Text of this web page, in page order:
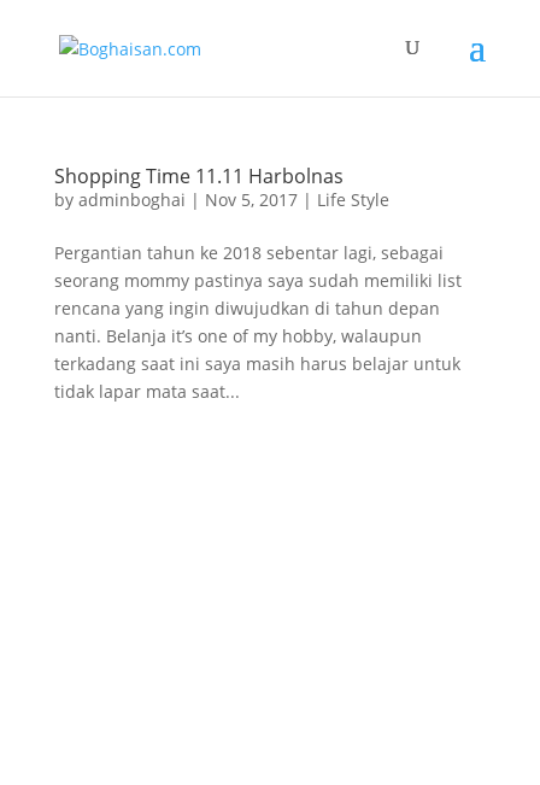
Shopping Time 11.11 Harbolnas
by adminboghai | Nov 5, 2017| Life Style
Pergantian tahun ke 2018 sebentar lagi, sebagai
seorang mommy pastinya saya sudah memiliki list
rencana yang ingin diwujudkan di tahun depan
nanti. Belanja it’s one of my hobby, walaupun
terkadang saat ini saya masih harus belajar untuk
tidak lapar mata saat...